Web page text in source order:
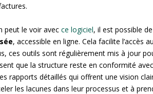
peut le voir avecce logiciel, il est possible
, accessible en ligne. Cela facilite l’accès
ces outils sont régulièrement mis à jour
que la structure reste en conformité
rapports détaillés qui offrent une vision
les lacunes dans leur processus et à